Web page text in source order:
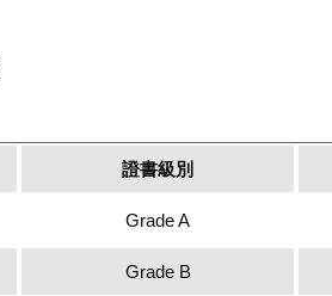
證書級別
Grade A
Grade B